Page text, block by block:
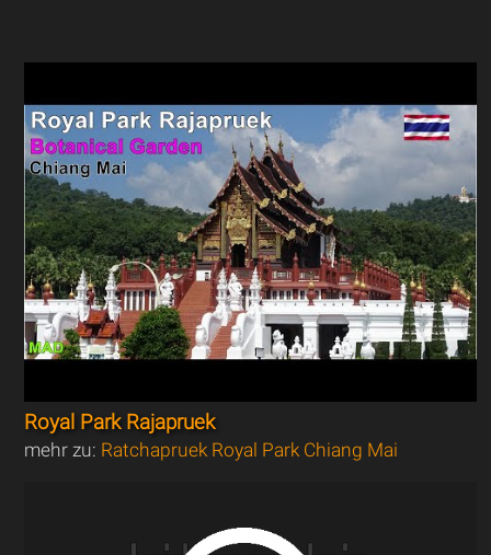
Royal Park Rajapruek
mehr zu: Ratchapruek Royal Park Chiang Mai